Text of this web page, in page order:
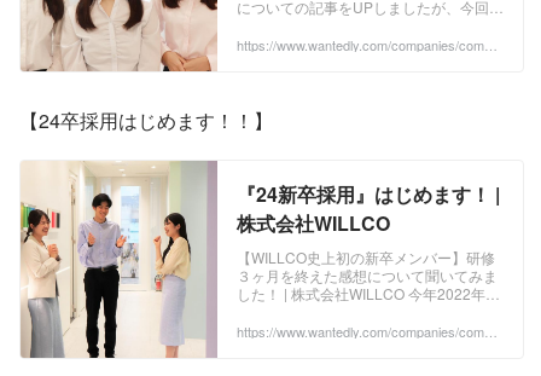
ーンシップ
についての記事をUPしましたが、今回は
ビュー内容 を記事にしたいと思います！
うぞ📣 超慎重派！23卒内定者の杉茂で
す！ ...
https://www.wantedly.com/companies/compa
【24卒採用はじめます！！】
『24新卒採用』はじめます！ |
株式会社WILLCO
【WILLCO史上初の新卒メンバー】研修
３ヶ月を終えた感想について聞いてみま
した！ | 株式会社WILLCO 今年2022年4
名入社しました！ 4月～6月の3ヶ月は
https://www.wantedly.com/companies/compa